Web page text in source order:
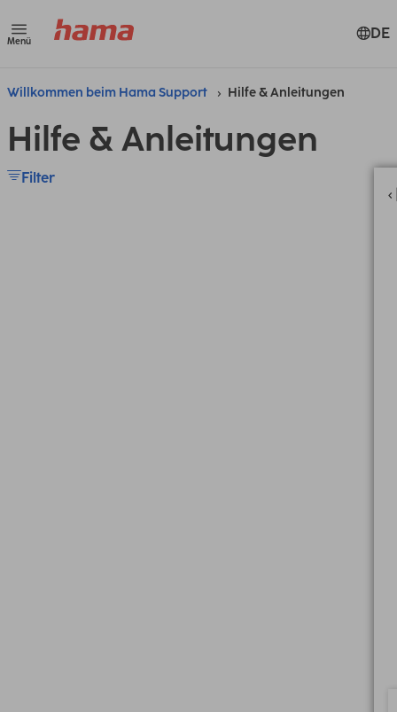
Menü DE
Willkommen beim Hama Support Hilfe & Anleitungen
Hilfe & Anleitungen
Filter